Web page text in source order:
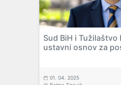
Sud BiH i Tužilaštvo
ustavni osnov za
01. 04. 2025